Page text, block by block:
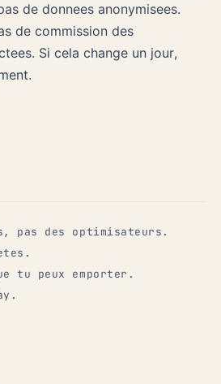
de donnees anonymisees.
de commission des
Si cela change un jour,
pas des optimisateurs.
tu peux emporter.